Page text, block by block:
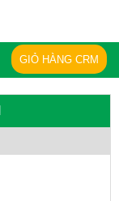
GIỎ HÀNG CRM